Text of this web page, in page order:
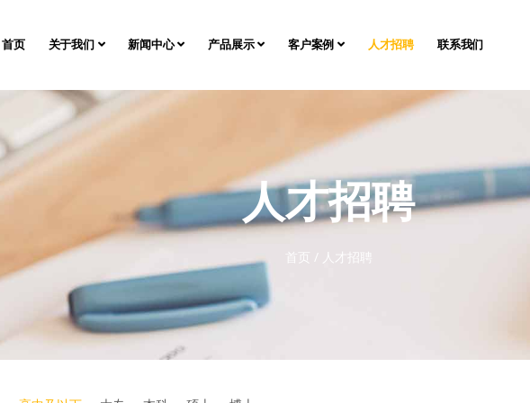
首页 关于我们 新闻中心 产品展示 客户案例 人才招聘 联系我们
人才招聘
首页 / 人才招聘